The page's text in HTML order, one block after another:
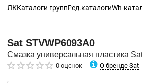
ЛККаталоги группРед.каталогиWh-
Sat STVWP6093A0
Смазка универсальная пластика
0 оценок О бренде Sat